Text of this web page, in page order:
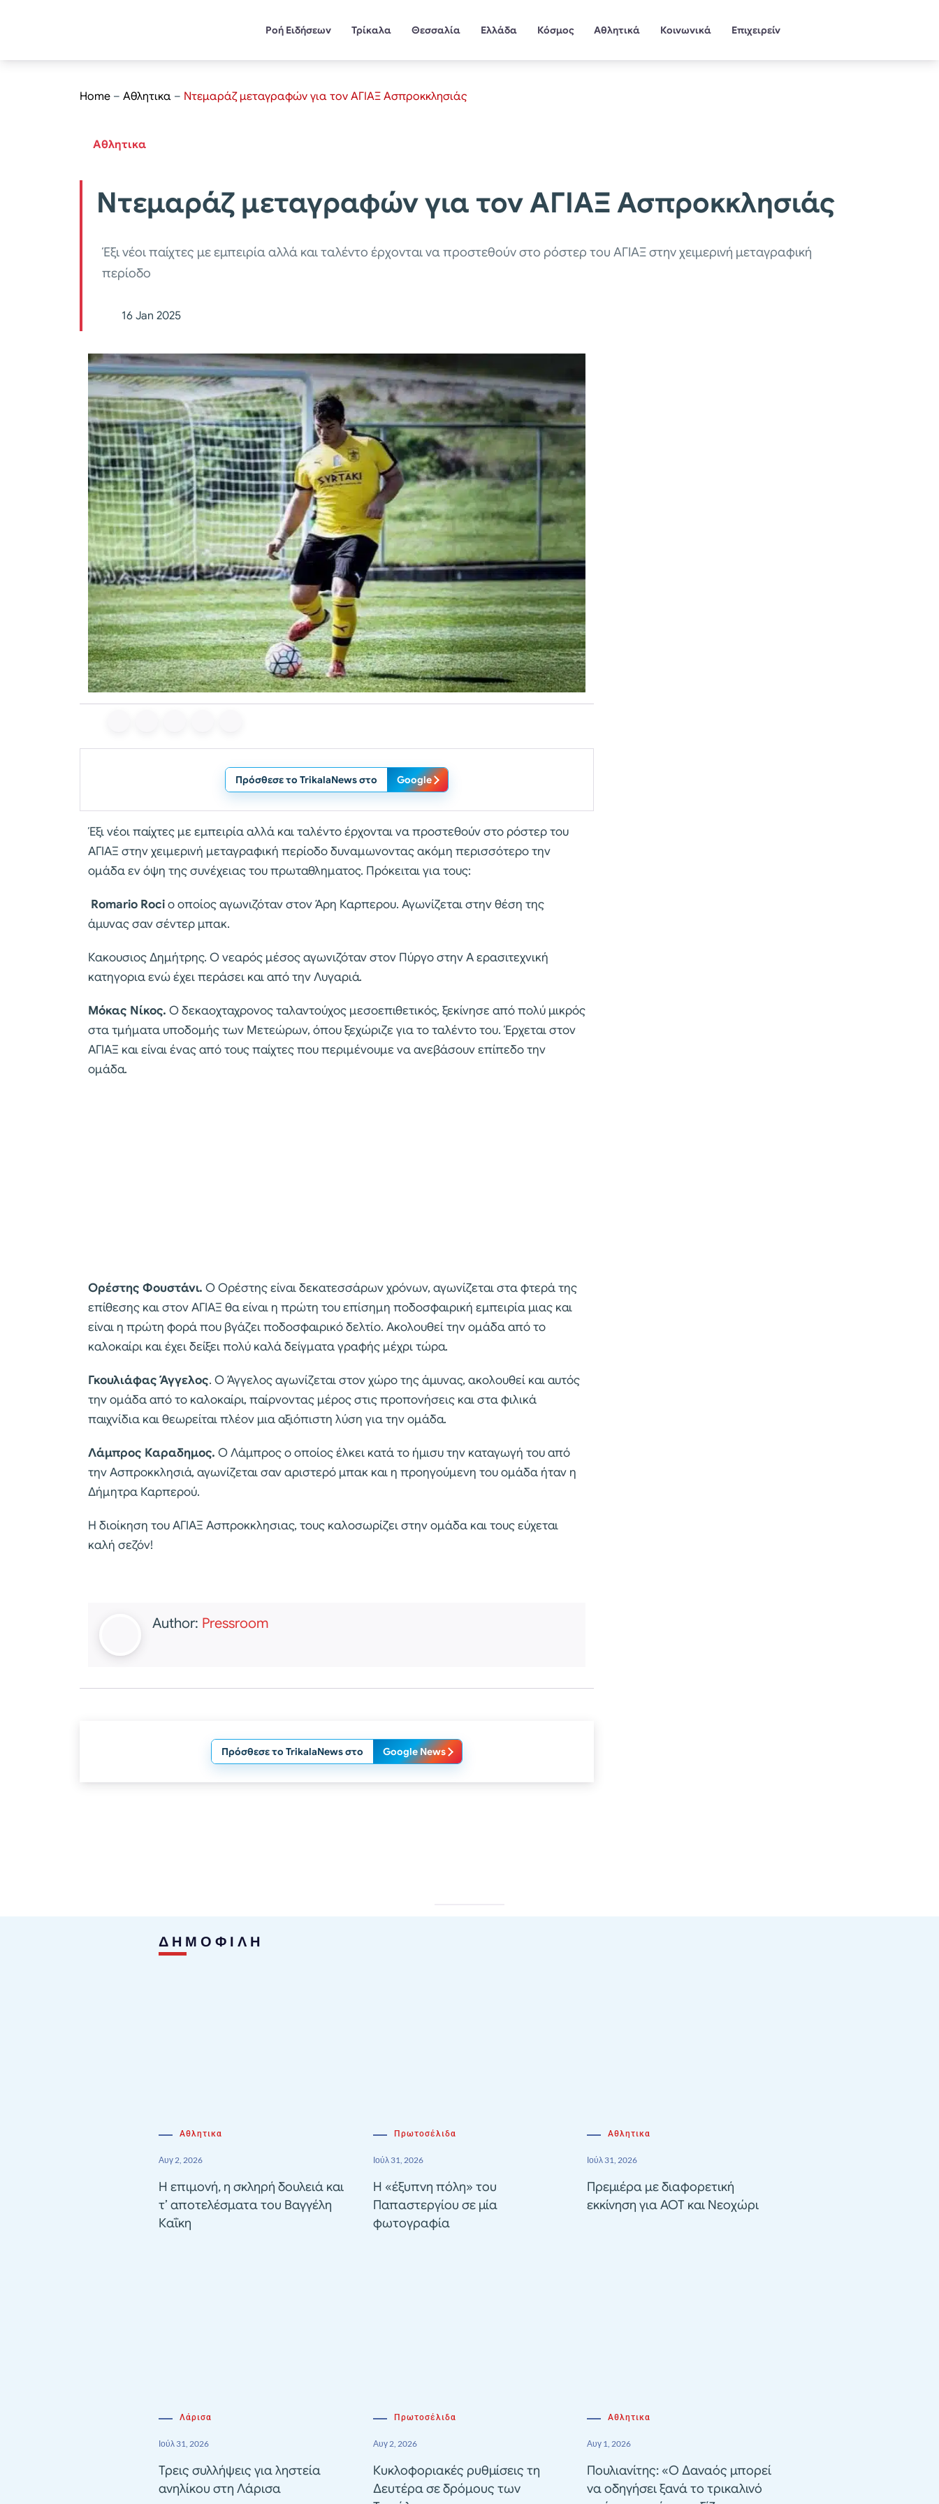
Ροή Ειδήσεων Τρίκαλα Θεσσαλία Ελλάδα Κόσμος Αθλητικά Κοινωνικά Επιχειρείν
Home – Αθλητικα – Ντεμαράζ μεταγραφών για τον ΑΓΙΑΞ Ασπροκκλησιάς
Αθλητικα
Ντεμαράζ μεταγραφών για τον ΑΓΙΑΞ Ασπροκκλησιάς
Έξι νέοι παίχτες με εμπειρία αλλά και ταλέντο έρχονται να προστεθούν στο ρόστερ του ΑΓΙΑΞ στην χειμερινή μεταγραφική
περίοδο
16 Jan 2025
Πρόσθεσε το TrikalaNews στο Google
Έξι νέοι παίχτες με εμπειρία αλλά και ταλέντο έρχονται να προστεθούν στο ρόστερ του
ΑΓΙΑΞ στην χειμερινή μεταγραφική περίοδο δυναμωνοντας ακόμη περισσότερο την
ομάδα εν όψη της συνέχειας του πρωταθληματος. Πρόκειται για τους:
Romario Rociο οποίος αγωνιζόταν στον Άρη Καρπερου. Αγωνίζεται στην θέση της
άμυνας σαν σέντερ μπακ.
Κακουσιος Δημήτρης. Ο νεαρός μέσος αγωνιζόταν στον Πύργο στην Α ερασιτεχνική
κατηγορια ενώ έχει περάσει και από την Λυγαριά.
Μόκας Νίκος. Ο δεκαοχταχρονος ταλαντούχος μεσοεπιθετικός, ξεκίνησε από πολύ μικρός
στα τμήματα υποδομής των Μετεώρων, όπου ξεχώριζε για το ταλέντο του. Έρχεται στον
ΑΓΙΑΞ και είναι ένας από τους παίχτες που περιμένουμε να ανεβάσουν επίπεδο την
ομάδα.
Ορέστης Φουστάνι. Ο Ορέστης είναι δεκατεσσάρων χρόνων, αγωνίζεται στα φτερά της
επίθεσης και στον ΑΓΙΑΞ θα είναι η πρώτη του επίσημη ποδοσφαιρική εμπειρία μιας και
είναι η πρώτη φορά που βγάζει ποδοσφαιρικό δελτίο. Ακολουθεί την ομάδα από το
καλοκαίρι και έχει δείξει πολύ καλά δείγματα γραφής μέχρι τώρα.
Γκουλιάφας Άγγελος. Ο Άγγελος αγωνίζεται στον χώρο της άμυνας, ακολουθεί και αυτός
την ομάδα από το καλοκαίρι, παίρνοντας μέρος στις προπονήσεις και στα φιλικά
παιχνίδια και θεωρείται πλέον μια αξιόπιστη λύση για την ομάδα.
Λάμπρος Καραδημος. Ο Λάμπρος ο οποίος έλκει κατά το ήμισυ την καταγωγή του από
την Ασπροκκλησιά, αγωνίζεται σαν αριστερό μπακ και η προηγούμενη του ομάδα ήταν η
Δήμητρα Καρπερού.
Η διοίκηση του ΑΓΙΑΞ Ασπροκκλησιας, τους καλοσωρίζει στην ομάδα και τους εύχεται
καλή σεζόν!
Author: Pressroom
Πρόσθεσε το TrikalaNews στο Google News
ΔΗΜΟΦΙΛΗ
Αθλητικα
Αυγ 2, 2026
Η επιμονή, η σκληρή δουλειά και
τ’ αποτελέσματα του Βαγγέλη
Καΐκη
Πρωτοσέλιδα
Ιούλ 31, 2026
Η «έξυπνη πόλη» του
Παπαστεργίου σε μία
φωτογραφία
Αθλητικα
Ιούλ 31, 2026
Πρεμιέρα με διαφορετική
εκκίνηση για ΑΟΤ και Νεοχώρι
Λάρισα
Ιούλ 31, 2026
Τρεις συλλήψεις για ληστεία
ανηλίκου στη Λάρισα
Πρωτοσέλιδα
Αυγ 2, 2026
Κυκλοφοριακές ρυθμίσεις τη
Δευτέρα σε δρόμους των
Αθλητικα
Αυγ 1, 2026
Πουλιανίτης: «Ο Δαναός μπορεί
να οδηγήσει ξανά το τρικαλινό